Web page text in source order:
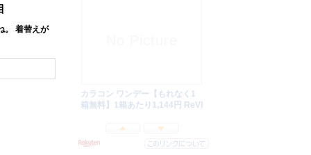
。 着替えが